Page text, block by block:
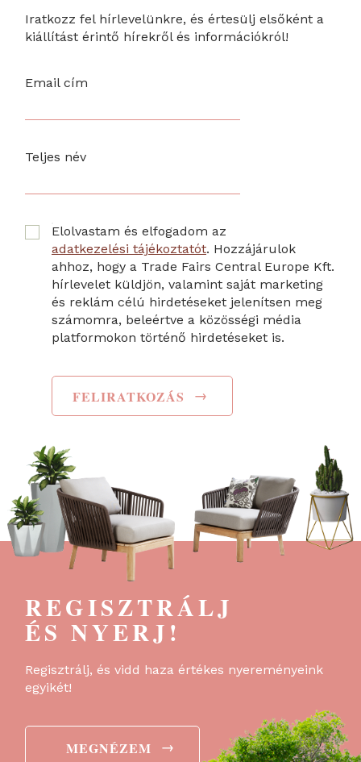
Iratkozz fel hírlevelünkre, és értesülj elsőként a
kiállítást érintő hírekről és információkról!
Email cím
Teljes név
Elolvastam és elfogadom az
adatkezelési tájékoztatót. Hozzájárulok
ahhoz, hogy a Trade Fairs Central Europe Kft.
hírlevelet küldjön, valamint saját marketing
és reklám célú hirdetéseket jelenítsen meg
számomra, beleértve a közösségi média
platformokon történő hirdetéseket is.
FELIRATKOZÁS →
REGISZTRÁLJ
ÉS NYERJ!
Regisztrálj, és vidd haza értékes nyereményeink
egyikét!
MEGNÉZEM →